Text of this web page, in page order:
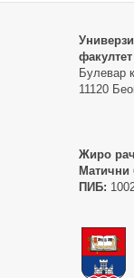
факултет
Булевар
11120
Жиро
Матични
ПИБ: